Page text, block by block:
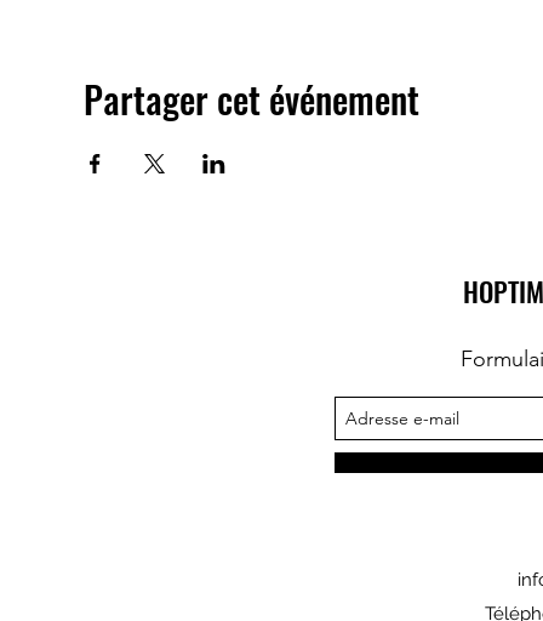
Partager cet événement